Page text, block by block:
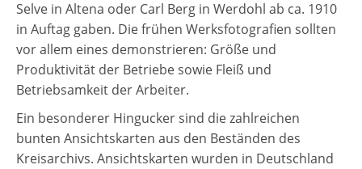
Selve in Altena oder Carl Berg in Werdohl ab ca. 1910
in Auftag gaben. Die frühen Werksfotografien sollten
vor allem eines demonstrieren: Größe und
Produktivität der Betriebe sowie Fleiß und
Betriebsamkeit der Arbeiter.
Ein besonderer Hingucker sind die zahlreichen
bunten Ansichtskarten aus den Beständen des
Kreisarchivs. Ansichtskarten wurden in Deutschland